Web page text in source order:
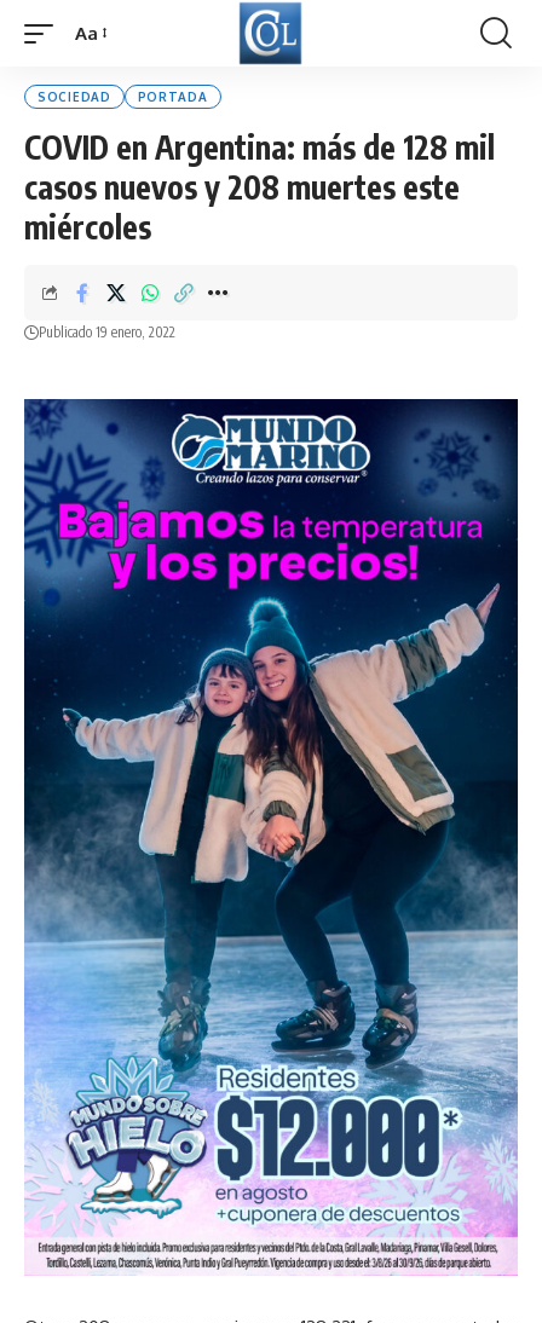
Font
Aa
SOCIEDAD PORTADA
COVID en Argentina: más de 128 mil
casos nuevos y 208 muertes este
miércoles
Publicado 19 enero, 2022